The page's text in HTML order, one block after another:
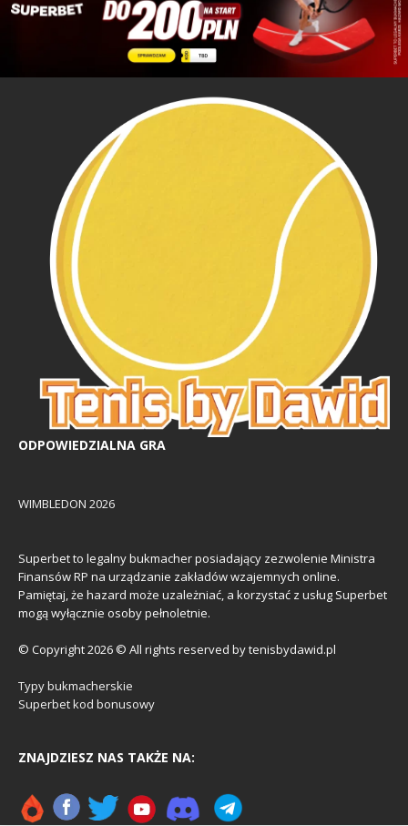
ODPOWIEDZIALNA GRA
WIMBLEDON 2026
Superbet to legalny bukmacher posiadający zezwolenie Ministra
Finansów RP na urządzanie zakładów wzajemnych online.
Pamiętaj, że hazard może uzależniać, a korzystać z usług Superbet
mogą wyłącznie osoby pełnoletnie.
© Copyright 2026 © All rights reserved by tenisbydawid.pl
Typy bukmacherskie
Superbet kod bonusowy
ZNAJDZIESZ NAS TAKŻE NA: